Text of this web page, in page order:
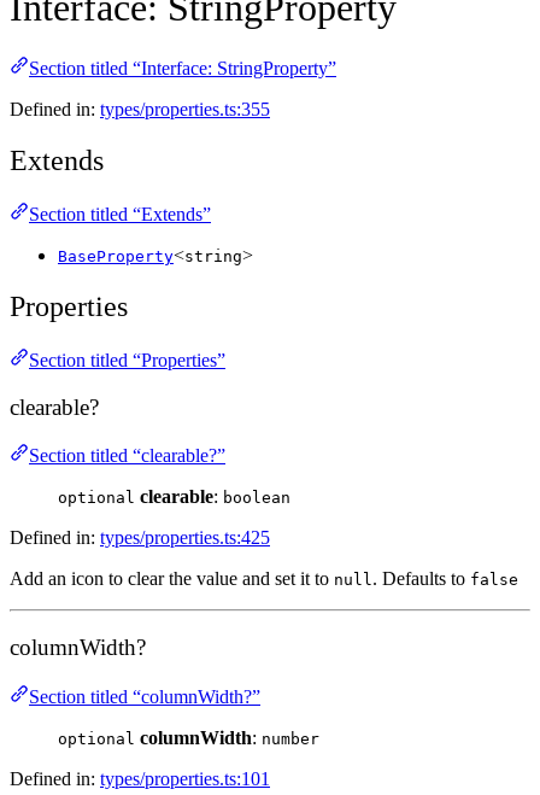
Section titled “Interface: StringProperty”
Defined in: types/properties.ts:355
Extends
Section titled “Extends”
BaseProperty<string>
Properties
Section titled “Properties”
clearable?
Section titled “clearable?”
optional clearable: boolean
Defined in: types/properties.ts:425
Add an icon to clear the value and set it to null. Defaults to false
columnWidth?
Section titled “columnWidth?”
optional columnWidth: number
Defined in: types/properties.ts:101